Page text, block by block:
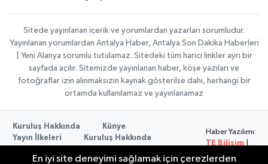
Sitede yayınlanan içerik ve yorumlardan yazarları sorumludur.
Yayınlanan yorumlardan Antalya Haber, Antalya Son Dakika Haberleri
| Yeni Alanya sorumlu tutulamaz. Sitedeki tüm harici linkler ayrı bir
sayfada açılır. Sitemizde yayınlanan haber, köşe yazıları ve
fotoğraflar izin alınmaksızın kaynak gösterilse dahi, herhangi bir
ortamda kullanılamaz ve yayınlanamaz
Kuruluş Hakkında
Künye
Yayın İlkeleri
Kuruluş Hakkında
Kullanım Şartları
Haber Yazılımı:
TE Bilişim
Copyright ©
En iyi site deneyimi sağlamak için çerezlerden